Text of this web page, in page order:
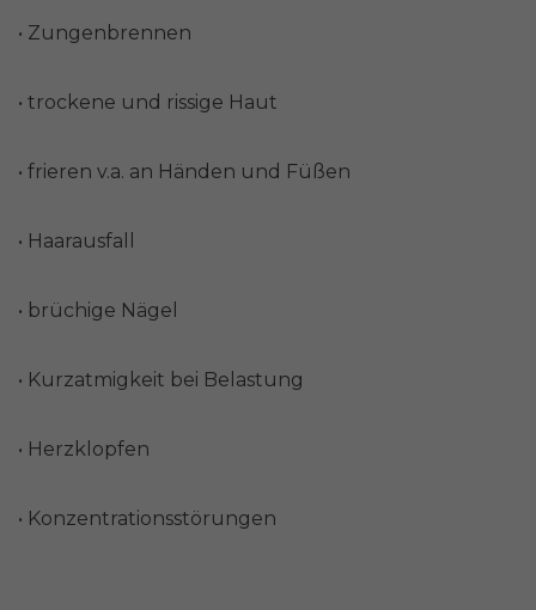
• Zungenbrennen
• trockene und rissige Haut
• frieren v.a. an Händen und Füßen
• Haarausfall
• brüchige Nägel
• Kurzatmigkeit bei Belastung
• Herzklopfen
• Konzentrationsstörungen